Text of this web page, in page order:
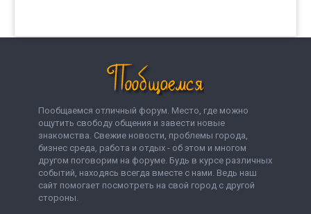
Пообщаемся отличный форум. Место, где можно
ощутить свободу общения и завести новые
знакомства. Свежие новости, проблемы города,
бизнес среда, работа и отдых - об этом и многом
другом поговорим на форуме. Будь в курсе различных
событий, находясь всегда вместе с нами. Ведь наш
сайт помогает посмотреть на свой город с другой
стороны.